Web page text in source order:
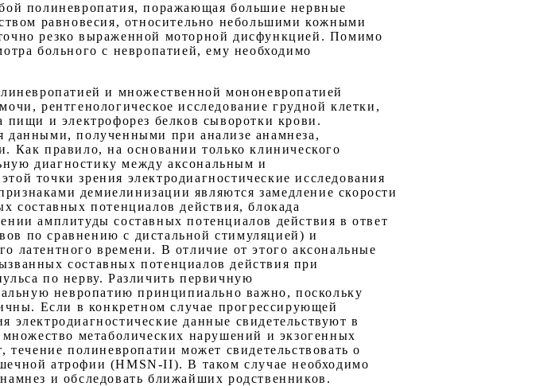
полиневропатия, поражающая большие нервные
равновесия, относительно небольшими кожными
резко выраженной моторной дисфункцией. Помимо
больного с невропатией, ему необходимо
и множественной мононевропатией
рентгенологическое исследование грудной клетки,
пищи и электрофорез белков сыворотки крови.
данными, полученными при анализе анамнеза,
Как правило, на основании только клинического
диагностику между аксональным и
точки зрения электродиагностические исследования
демиелинизации являются замедление скорости
составных потенциалов действия, блокада
амплитуды составных потенциалов действия в ответ
по сравнению с дистальной стимуляцией) и
латентного времени. В отличие от этого аксональные
составных потенциалов действия при
по нерву. Различить первичную
невропатию принципиально важно, поскольку
Если в конкретном случае прогрессирующей
электродиагностические данные свидетельствуют в
метаболических нарушений и экзогенных
полиневропатии может свидетельствовать о
атрофии (HMSN-II). В таком случае необходимо
и обследовать ближайших родственников.